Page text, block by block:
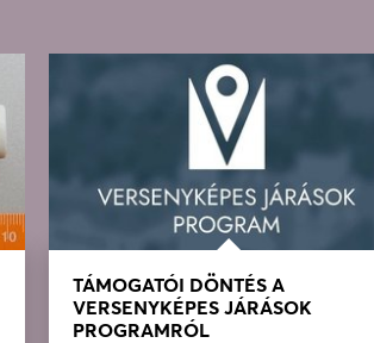
TÁMOGATÓI DÖNTÉS A
VERSENYKÉPES JÁRÁSOK
PROGRAMRÓL